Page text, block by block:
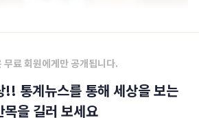
무료 회원에게만 공개됩니다.
!! 통계뉴스를 통해 세상을 보는
목을 길러 보세요